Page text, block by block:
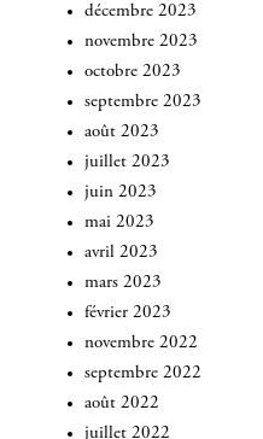
décembre 2023
novembre 2023
octobre 2023
septembre 2023
août 2023
juillet 2023
juin 2023
mai 2023
avril 2023
mars 2023
février 2023
novembre 2022
septembre 2022
août 2022
juillet 2022